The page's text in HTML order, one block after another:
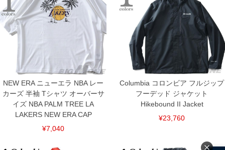
NEW ERA ニューエラ NBA レー
カーズ 半袖 Tシャツ オーバーサ
イズ NBA PALM TREE LA
LAKERS NEW ERA CAP
¥7,040
Columbia コロンビア フルジップ
フーデッド ジャケット
Hikebound II Jacket
¥23,760